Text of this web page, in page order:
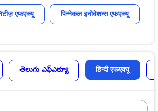
एफएक्यू पिन्नेकल इनोवेशन्स एफएक्यू
తెలుగు ఎఫ్ఎక్యూ हिन्दी एफएक्यू